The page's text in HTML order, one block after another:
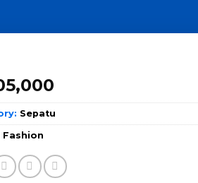
Sepatu
Fashion